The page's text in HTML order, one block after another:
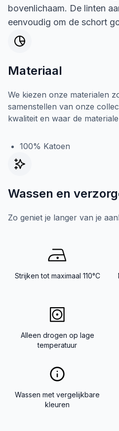
bovenlichaam. De linten
eenvoudig om de schort
Materiaal
We kiezen onze materialen
samenstellen van onze
kwaliteit en waar de
100% Katoen
Wassen en
Zo geniet je langer van je
Strijken tot maximaal 110°C
Alleen drogen op lage
temperatuur
Wassen met vergelijkbare
kleuren